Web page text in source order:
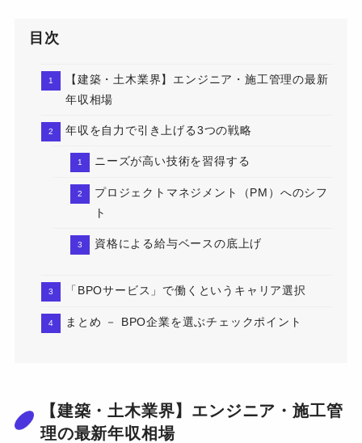
目次
【建築・土木業界】エンジニア・施工管理の最新
年収相場
年収を自力で引き上げる3つの戦略
ニーズが高い技術を習得する
プロジェクトマネジメント（PM）へのシフ
ト
資格による給与ベースの底上げ
「BPOサービス」で働くというキャリア選択
まとめ － BPO企業を選ぶチェックポイント
【建築・土木業界】エンジニア・施工管
理の最新年収相場